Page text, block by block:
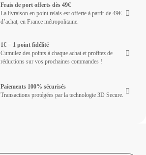
Frais de port offerts dès 49€
La livraison en point relais est offerte à partir de 49€
d’achat, en France métropolitaine.
1€ = 1 point fidélité
Cumulez des points à chaque achat et profitez de
réductions sur vos prochaines commandes !
Paiements 100% sécurisés
Transactions protégées par la technologie 3D Secure.